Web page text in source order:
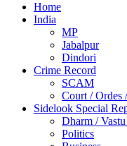
Home
India
MP
Jabalpur
Dindori
Crime Record
SCAM
Court / Ordes
Sidelook Special
Dharm /
Politics